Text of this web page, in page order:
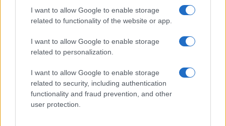
I want to allow Google to enable storage
related to functionality of the website or app.
I want to allow Google to enable storage
related to personalization.
I want to allow Google to enable storage
related to security, including authentication
functionality and fraud prevention, and other
user protection.